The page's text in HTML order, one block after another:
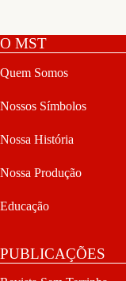
O MST
Quem Somos
Nossos Símbolos
Nossa História
Nossa Produção
Educação
PUBLICAÇÕES